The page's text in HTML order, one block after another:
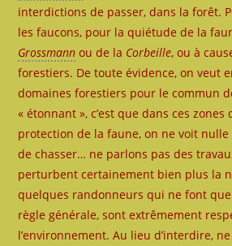
interdictions de passer, dans la forêt.
les faucons, pour la quiétude de la
Grossmann ou de la Corbeille, ou à
forestiers. De toute évidence, on veut
domaines forestiers pour le commun
« étonnant », c’est que dans ces zones
protection de la faune, on ne voit
de chasser… ne parlons pas des
perturbent certainement bien plus la
quelques randonneurs qui ne font
règle générale, sont extrêmement
l’environnement. Au lieu d’interdire,